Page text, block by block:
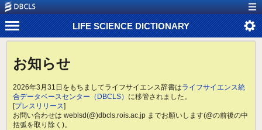
LIFE SCIENCE DICTIONARY
お知らせ
2026年3月31日をもちましてライフサイエンス辞書はライフサイエンス統
合データベースセンター（DBCLS） に移管されました。
[プレスリリース]
お問い合わせは weblsd(@)dbcls.rois.ac.jp までお願いします(@の前後の中
括弧を取り除く)。